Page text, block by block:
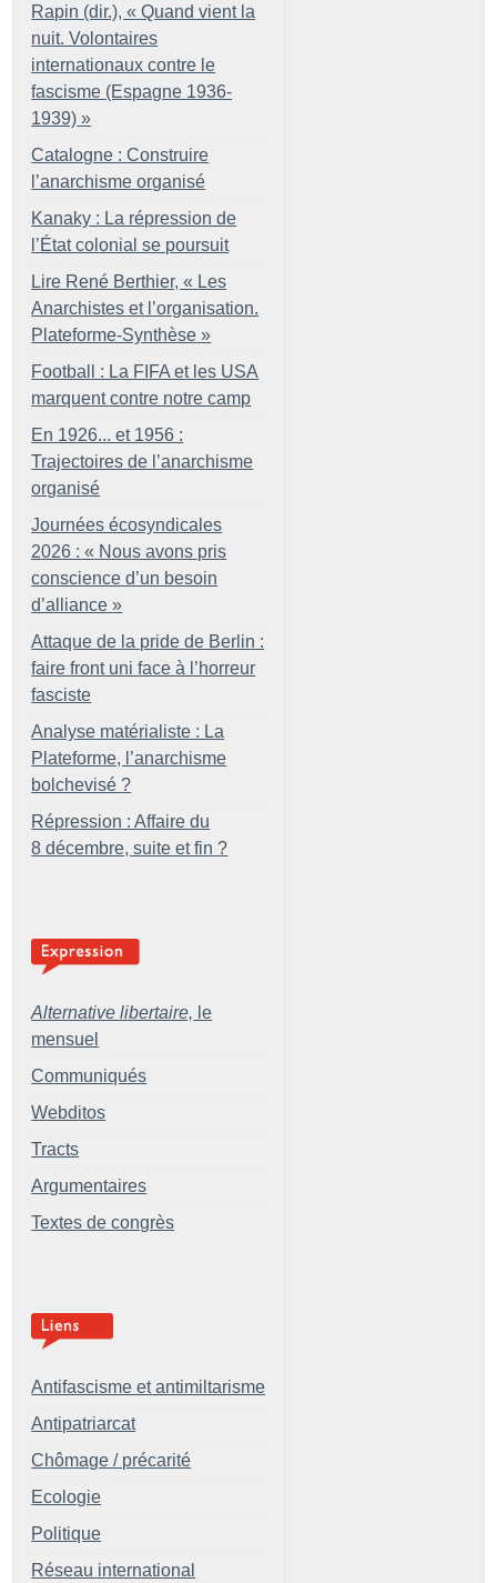
Rapin (dir.), « Quand vient la
nuit. Volontaires
internationaux contre le
fascisme (Espagne 1936-
1939) »
Catalogne : Construire
l’anarchisme organisé
Kanaky : La répression de
l’État colonial se poursuit
Lire René Berthier, « Les
Anarchistes et l’organisation.
Plateforme-Synthèse »
Football : La FIFA et les USA
marquent contre notre camp
En 1926... et 1956 :
Trajectoires de l’anarchisme
organisé
Journées écosyndicales
2026 : « Nous avons pris
conscience d’un besoin
d’alliance »
Attaque de la pride de Berlin :
faire front uni face à l’horreur
fasciste
Analyse matérialiste : La
Plateforme, l’anarchisme
bolchevisé ?
Répression : Affaire du
8 décembre, suite et fin ?
Alternative libertaire, le
mensuel
Communiqués
Webditos
Tracts
Argumentaires
Textes de congrès
Antifascisme et antimiltarisme
Antipatriarcat
Chômage / précarité
Ecologie
Politique
Réseau international